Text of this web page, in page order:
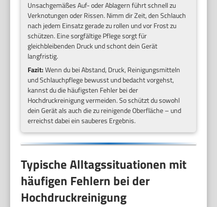
Unsachgemäßes Auf- oder Ablagern führt schnell zu
Verknotungen oder Rissen. Nimm dir Zeit, den Schlauch
nach jedem Einsatz gerade zu rollen und vor Frost zu
schützen. Eine sorgfältige Pflege sorgt für
gleichbleibenden Druck und schont dein Gerät
langfristig.
Fazit:Wenn du bei Abstand, Druck, Reinigungsmitteln
und Schlauchpflege bewusst und bedacht vorgehst,
kannst du die häufigsten Fehler bei der
Hochdruckreinigung vermeiden. So schützt du sowohl
dein Gerät als auch die zu reinigende Oberfläche – und
erreichst dabei ein sauberes Ergebnis.
Typische Alltagssituationen mit
häufigen Fehlern bei der
Hochdruckreinigung